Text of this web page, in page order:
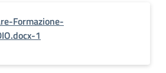
Formazione-
1